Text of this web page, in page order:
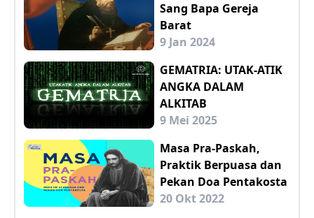
Sang Bapa Gereja
Barat
9 Jan 2024
GEMATRIA: UTAK-ATIK
ANGKA DALAM
ALKITAB
9 Mei 2025
Masa Pra-Paskah,
Praktik Berpuasa dan
Pekan Doa Pentakosta
20 Okt 2022